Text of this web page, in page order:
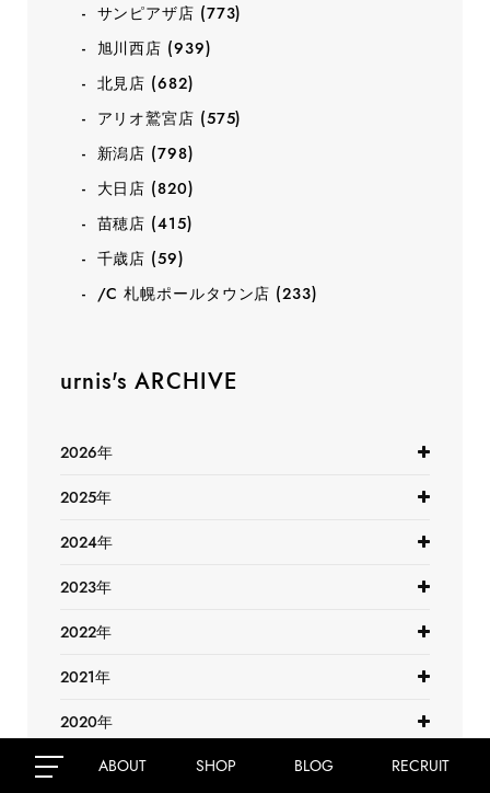
ABOUT SHOP BLOG RECRUIT
サンピアザ店 (773)
旭川西店 (939)
北見店 (682)
アリオ鷲宮店 (575)
新潟店 (798)
大日店 (820)
苗穂店 (415)
千歳店 (59)
/C 札幌ポールタウン店 (233)
urnis's ARCHIVE
2026年
2025年
2024年
2023年
2022年
2021年
2020年
2019年